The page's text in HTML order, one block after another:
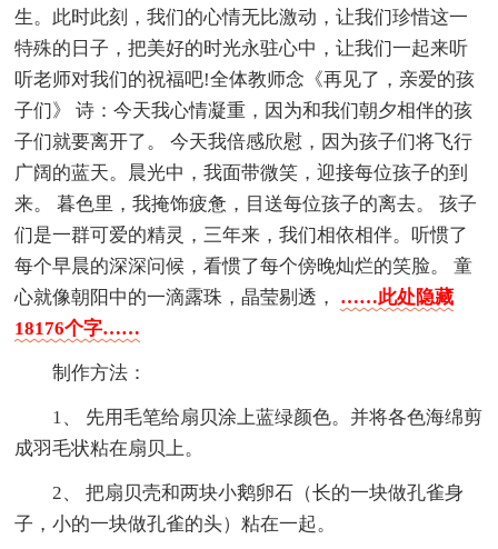
生。此时此刻，我们的心情无比激动，让我们珍惜这一
特殊的日子，把美好的时光永驻心中，让我们一起来听
听老师对我们的祝福吧!全体教师念《再见了，亲爱的孩
子们》 诗：今天我心情凝重，因为和我们朝夕相伴的孩
子们就要离开了。 今天我倍感欣慰，因为孩子们将飞行
广阔的蓝天。晨光中，我面带微笑，迎接每位孩子的到
来。 暮色里，我掩饰疲惫，目送每位孩子的离去。 孩子
们是一群可爱的精灵，三年来，我们相依相伴。听惯了
每个早晨的深深问候，看惯了每个傍晚灿烂的笑脸。 童
心就像朝阳中的一滴露珠，晶莹剔透， ……此处隐藏
18176个字……
制作方法：
1、 先用毛笔给扇贝涂上蓝绿颜色。并将各色海绵剪
成羽毛状粘在扇贝上。
2、 把扇贝壳和两块小鹅卵石（长的一块做孔雀身
子，小的一块做孔雀的头）粘在一起。